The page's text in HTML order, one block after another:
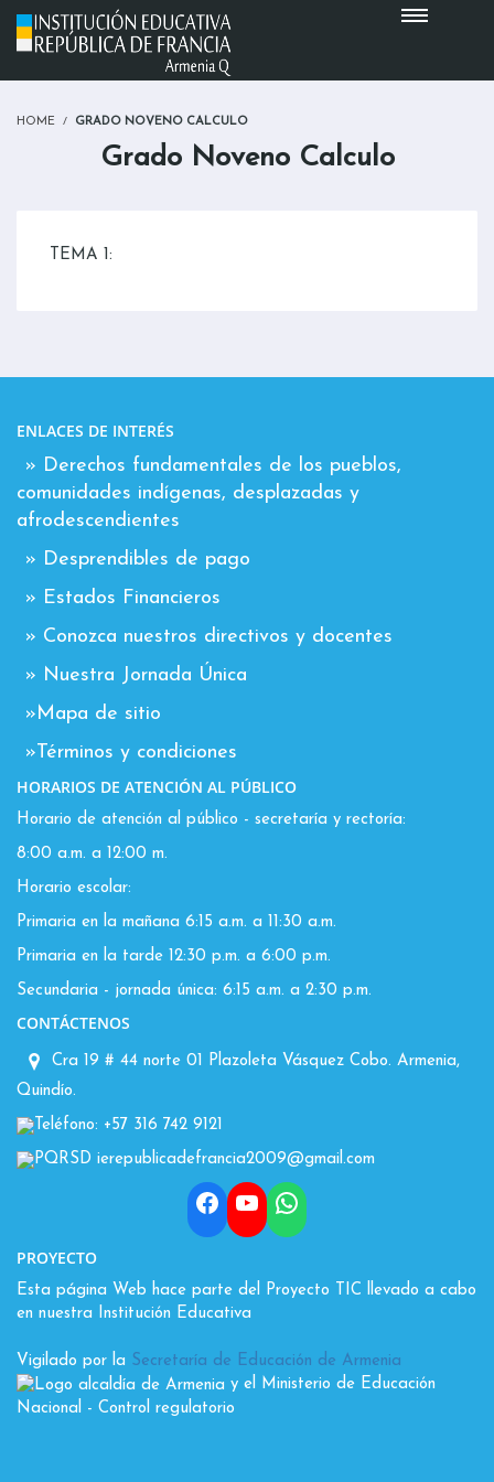
HOME GRADO NOVENO CALCULO
Grado Noveno Calculo
TEMA 1:
ENLACES DE INTERÉS
» Derechos fundamentales de los pueblos,
comunidades indígenas, desplazadas y
afrodescendientes
» Desprendibles de pago
» Estados Financieros
» Conozca nuestros directivos y docentes
» Nuestra Jornada Única
»Mapa de sitio
»Términos y condiciones
HORARIOS DE ATENCIÓN AL PÚBLICO
Horario de atención al público - secretaría y rectoría:
8:00 a.m. a 12:00 m.
Horario escolar:
Primaria en la mañana 6:15 a.m. a 11:30 a.m.
Primaria en la tarde 12:30 p.m. a 6:00 p.m.
Secundaria - jornada única: 6:15 a.m. a 2:30 p.m.
CONTÁCTENOS
Cra 19 # 44 norte 01 Plazoleta Vásquez Cobo. Armenia,
Quindío.
Teléfono: +57 316 742 9121
PQRSD ierepublicadefrancia2009@gmail.com
Facebook
YouTubeWhatsApp
PROYECTO
Esta página Web hace parte del Proyecto TIC llevado a cabo
en nuestra Institución Educativa
Vigilado por la Secretaría de Educación de Armenia
y el Ministerio de Educación
Nacional - Control regulatorio